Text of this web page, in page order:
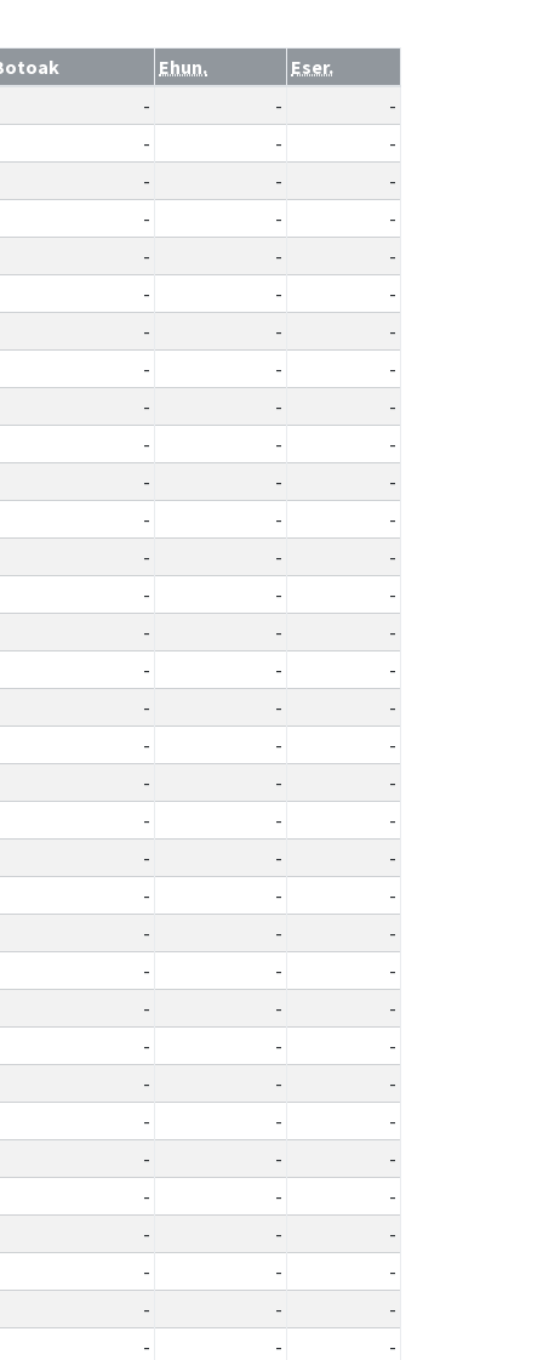
Ehun.
Eser.
- -
-
- -
-
- -
-
- -
-
- -
-
- -
-
- -
-
- -
-
- -
-
- -
-
- -
-
- -
-
- -
-
- -
-
- -
-
- -
-
- -
-
- -
-
- -
-
- -
-
- -
-
- -
-
- -
-
- -
-
- -
-
- -
-
- -
-
- -
-
- -
-
- -
-
- -
-
- -
-
- -
-
- -
-